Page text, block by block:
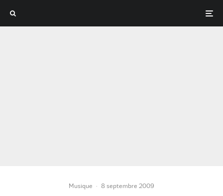
Musique · 8 septembre 2009